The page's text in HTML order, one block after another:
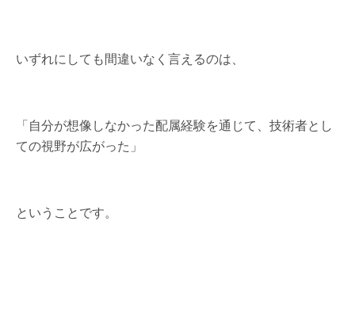
いずれにしても間違いなく言えるのは、
「自分が想像しなかった配属経験を通じて、技術者とし
ての視野が広がった」
ということです。